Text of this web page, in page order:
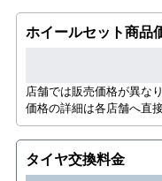
ホイールセット商品
店舗では販売価格が異なり
価格の詳細は各店舗へ直
タイヤ交換料金